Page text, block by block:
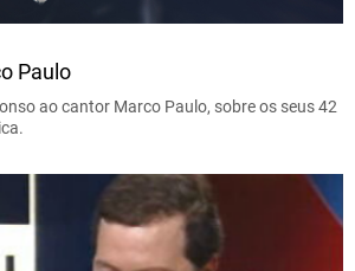
Paulo
ao cantor Marco Paulo, sobre os seus 42